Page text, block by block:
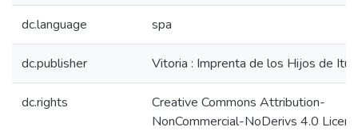
dc.language spa
dc.publisher Vitoria : Imprenta de los Hijos de
dc.rights
Creative Commons Attribution-
NonCommercial-NoDerivs 4.0